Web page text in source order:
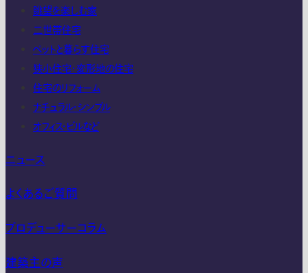
眺望を楽しむ家
二世帯住宅
ペットと暮らす住宅
狭小住宅・変形地の住宅
住宅のリフォーム
ナチュラル・シンプル
オフィス・ビルなど
ニュース
よくあるご質問
プロデューサーコラム
建築主の声